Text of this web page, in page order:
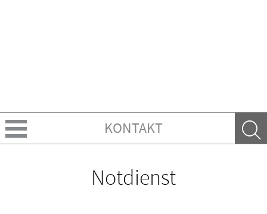
KONTAKT
Notdienst